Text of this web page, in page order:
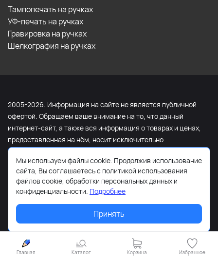
Тампопечать на ручках
УФ-печать на ручках
Гравировка на ручках
Шелкография на ручках
2005-2026. Информация на сайте не является публичной
офертой. Обращаем ваше внимание на то, что данный
интернет-сайт, а также вся информация о товарах и ценах,
предоставленная на нём, носит исключительно
информационный характер и ни при каких условиях не
является публичной офертой, определяемой положениями
Статьи 437 Гражданского кодекса Российской Федерации.
Для получения подробной информации о наличии и
стоимости указанных товаров и (или) услуг, пожалуйста,
обращайтесь к менеджеру сайта с помощью специальной
формы связи или по телефону +7 (495) 103-13-42.
Главная Каталог Корзина Избранное
Мы используем файлы cookie. Продолжив использование
сайта, Вы соглашаетесь с политикой использования
файлов cookie, обработки персональных данных и
конфиденциальности. Подробнее
Принять